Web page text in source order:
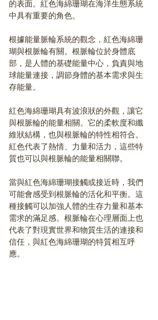
的表面。紅色海綿珊瑚在海洋生態系統
中具有重要的角色。
根據能量脈輪系統的觀念，紅色海綿珊
瑚與根脈輪有關。根脈輪位於身體底
部，是人體的基礎能量中心，負責與地
球能量連接，調節身體的基本需求與生
存能量。
紅色海綿珊瑚具有波浪狀的外觀，讓它
與根脈輪的能量相關。它的柔軟度和纖
維狀結構，也與根脈輪的特性相符合。
紅色代表了熱情、力量和活力，這些特
質也可以與根脈輪的能量相關聯。
當與紅色海綿珊瑚接觸或接近時，我們
可能會感受到根脈輪的活化和平衡。這
種接觸可以加強人體的生存力量和基本
需求的滿足感。根脈輪在心理層面上也
代表了對現實世界和物質生活的連接和
信任，與紅色海綿珊瑚的特質相互呼
應。